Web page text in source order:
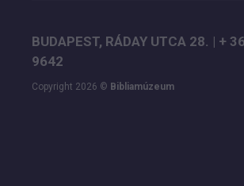
BUDAPEST, RÁDAY UTCA 28. | +
9642
Copyright 2026 © Bibliamúzeum